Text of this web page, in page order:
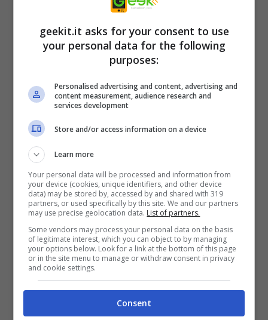
spiriti soprannaturali che vagano per le terre.
Ghost Sweeperrievoca i tempi dei classici
platform puzzle come Solomon’s Key, con
molti segreti da scoprire e un gameplay
aperto che consente ai giocatori di
rimodellare l’architettura di un livello quando
lo ritengono opportuno.
GUARDA IL TRAILER:
geekit.it asks for your consent to use
your personal data for the following
purposes:
Personalised advertising and content, advertising and
content measurement, audience research and
services development
Store and/or access information on a device
Learn more
Your personal data will be processed and information from
your device (cookies, unique identifiers, and other device
data) may be stored by, accessed by and shared with 319
partners, or used specifically by this site. We and our partners
may use precise geolocation data. List of partners.
Some vendors may process your personal data on the basis
of legitimate interest, which you can object to by managing
your options below. Look for a link at the bottom of this page
or in the site menu to manage or withdraw consent in privacy
and cookie settings.
Consent